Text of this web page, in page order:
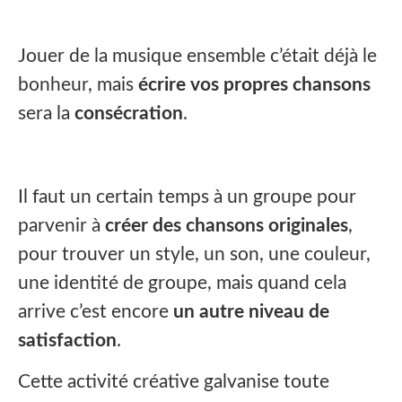
Jouer de la musique ensemble c’était déjà le
bonheur, mais écrire vos propres chansons
sera la consécration.
Il faut un certain temps à un groupe pour
parvenir à créer des chansons originales,
pour trouver un style, un son, une couleur,
une identité de groupe, mais quand cela
arrive c’est encore un autre niveau de
satisfaction.
Cette activité créative galvanise toute